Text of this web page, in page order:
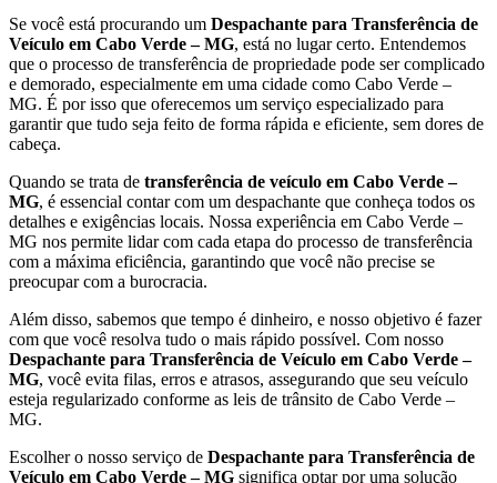
Se você está procurando um Despachante para Transferência de
Veículo em Cabo Verde – MG, está no lugar certo. Entendemos
que o processo de transferência de propriedade pode ser complicado
e demorado, especialmente em uma cidade como Cabo Verde –
MG. É por isso que oferecemos um serviço especializado para
garantir que tudo seja feito de forma rápida e eficiente, sem dores de
cabeça.
Quando se trata de transferência de veículo em Cabo Verde –
MG, é essencial contar com um despachante que conheça todos os
detalhes e exigências locais. Nossa experiência em Cabo Verde –
MG nos permite lidar com cada etapa do processo de transferência
com a máxima eficiência, garantindo que você não precise se
preocupar com a burocracia.
Além disso, sabemos que tempo é dinheiro, e nosso objetivo é fazer
com que você resolva tudo o mais rápido possível. Com nosso
Despachante para Transferência de Veículo em Cabo Verde –
MG, você evita filas, erros e atrasos, assegurando que seu veículo
esteja regularizado conforme as leis de trânsito de Cabo Verde –
MG.
Escolher o nosso serviço de Despachante para Transferência de
Veículo em Cabo Verde – MG significa optar por uma solução